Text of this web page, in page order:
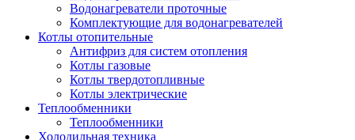
Водонагреватели проточные
Комплектующие для водонагревателей
Котлы отопительные
Антифриз для систем отопления
Котлы газовые
Котлы твердотопливные
Котлы электрические
Теплообменники
Теплообменники
Холодильная техника